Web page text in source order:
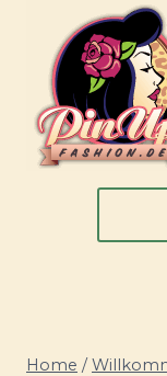
springen
Home /